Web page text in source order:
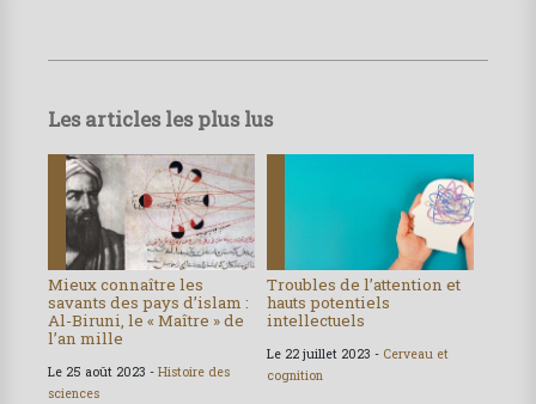
Les articles les plus lus
Mieux connaître les
savants des pays d’islam :
Al-Biruni, le « Maître » de
l’an mille
Le 25 août 2023 - Histoire des
sciences
Troubles de l’attention et
hauts potentiels
intellectuels
Le 22 juillet 2023 - Cerveau et
cognition